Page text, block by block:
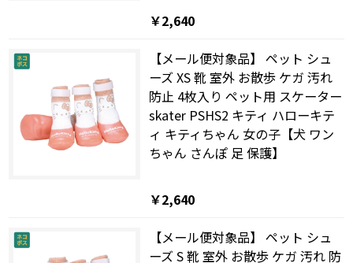
￥2,640
【メール便対象品】 ペット シュ
ーズ XS 靴 室外 お散歩 ケガ 汚れ
防止 4枚入り ペット用 スケーター
skater PSHS2 キティ ハローキテ
ィ キティちゃん 女の子【犬 ワン
ちゃん さんぽ 足 保護】
￥2,640
【メール便対象品】 ペット シュ
ーズ S 靴 室外 お散歩 ケガ 汚れ 防